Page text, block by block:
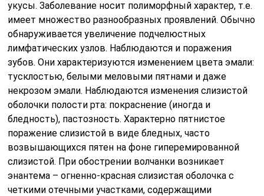
укусы. Заболевание носит полиморфный характер, т.е.
имеет множество разнообразных проявлений. Обычно
обнаруживается увеличение подчелюстных
лимфатических узлов. Наблюдаются и поражения
зубов. Они характеризуются изменением цвета эмали:
тусклостью, белыми меловыми пятнами и даже
некрозом эмали. Наблюдаются изменения слизистой
оболочки полости рта: покраснение (иногда и
бледность), пастозность. Характерно пятнистое
поражение слизистой в виде бледных, часто
возвышающихся пятен на фоне гиперемированной
слизистой. При обострении волчанки возникает
энантема – огненно-красная слизистая оболочка с
четкими отечными участками, содержащими